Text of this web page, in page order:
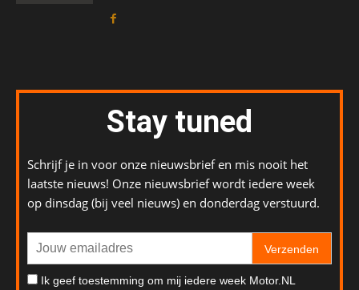
Stay tuned
Schrijf je in voor onze nieuwsbrief en mis nooit het
laatste nieuws! Onze nieuwsbrief wordt iedere week
op dinsdag (bij veel nieuws) en donderdag verstuurd.
Verzenden
Ik geef toestemming om mij iedere week Motor.NL